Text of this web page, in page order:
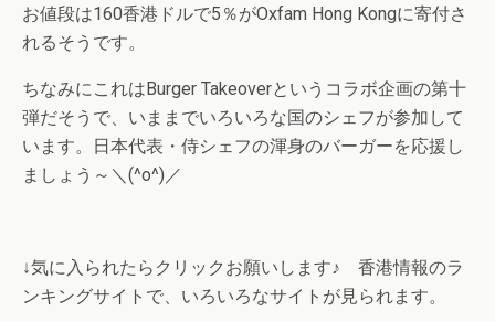
お値段は160香港ドルで5％がOxfam Hong Kongに寄付さ
れるそうです。
ちなみにこれはBurger Takeoverというコラボ企画の第十
弾だそうで、いままでいろいろな国のシェフが参加して
います。日本代表・侍シェフの渾身のバーガーを応援し
ましょう～＼(^o^)／
↓気に入られたらクリックお願いします♪ 香港情報のラ
ンキングサイトで、いろいろなサイトが見られます。